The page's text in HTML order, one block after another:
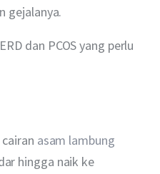
gejalanya.
dan PCOS yang perlu
asam lambung
hingga naik ke